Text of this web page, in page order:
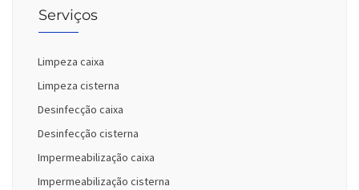
Serviços
Limpeza caixa
Limpeza cisterna
Desinfecção caixa
Desinfecção cisterna
Impermeabilização caixa
Impermeabilização cisterna